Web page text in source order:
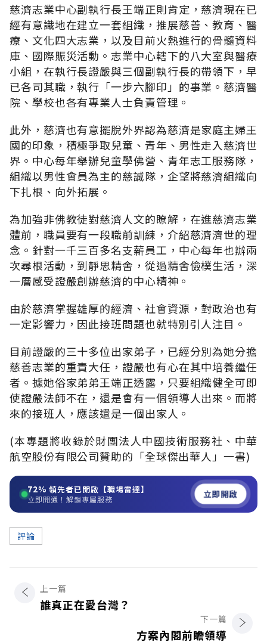
慈濟志業中心副執行長王端正則肯定，慈濟現在已
經有意識地在建立一套組織，推展慈善、教育、醫
療、文化四大志業，以及目前火熱進行的骨髓資料
庫、國際賑災活動。志業中心轄下的八大室與醫療
小組，在執行長證嚴與三個副執行長的帶領下，早
已各司其職，執行「一步六腳印」的事業。慈濟醫
院、學校也各有專業人士負責管理。
此外，慈濟也有意擺脫外界認為慈濟是家庭主婦王
國的印象，積極爭取兒童、青年、男性走入慈濟世
界。中心每年舉辦兒童學佛營、青年志工服務隊，
組織以男性會員為主的慈誠隊，企望將慈濟組織向
下扎根、向外拓展。
為加強非佛教徒對慈濟人文的瞭解，在進慈濟志業
體前，職員要有一段職前訓練，介紹慈濟濟世的理
念。針對一千三百多名支薪員工，中心每年也辦兩
次尋根活動，到靜思精舍，從過精舍儉樸生活，深
一層感受證嚴創辦慈濟的中心精神。
由於慈濟掌握雄厚的經濟、社會資源，對政治也有
一定影響力，因此接班問題也就特別引人注目。
目前證嚴的三十多位出家弟子，已經分別為她分擔
慈善志業的重責大任，證嚴也有心在其中培養繼任
者。據她俗家弟弟王端正透露，只要組織健全可即
使證嚴法師不在，還是會有一個領導人出來。而將
來的接班人，應該還是一個出家人。
(本專題將收錄於財團法人中國技術服務社、中華
航空股份有限公司贊助的「全球傑出華人」一書)
72% 領先者已開啟【職場雷達】
立即開通！解鎖專屬服務 立即開啟
評論
上一篇
誰真正在愛台灣？
下一篇
方案內閣前瞻領導